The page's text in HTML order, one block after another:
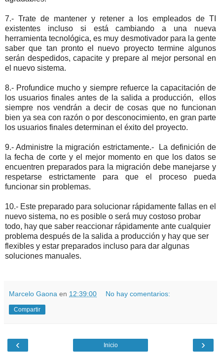
7.- Trate de mantener y retener a los empleados de TI
existentes incluso si está cambiando a una nueva
herramienta tecnológica, es muy desmotivador para la gente
saber que tan pronto el nuevo proyecto termine algunos
serán despedidos, capacite y prepare al mejor personal en
el nuevo sistema.
8.- Profundice mucho y siempre refuerce la capacitación de
los usuarios finales antes de la salida a producción, ellos
siempre nos vendrán a decir de cosas que no funcionan
bien ya sea con razón o por desconocimiento, en gran parte
los usuarios finales determinan el éxito del proyecto.
9.- Administre la migración estrictamente.- La definición de
la fecha de corte y el mejor momento en que los datos se
encuentren preparados para la migración debe manejarse y
respetarse estrictamente para que el proceso pueda
funcionar sin problemas.
10.- Este preparado para solucionar rápidamente fallas en el
nuevo sistema, no es posible o será muy costoso probar
todo, hay que saber reaccionar rápidamente ante cualquier
problema después de la salida a producción y hay que ser
flexibles y estar preparados incluso para dar algunas
soluciones manuales.
Marcelo Gaona en 12:39:00 No hay comentarios:
Compartir
‹ ›
Inicio